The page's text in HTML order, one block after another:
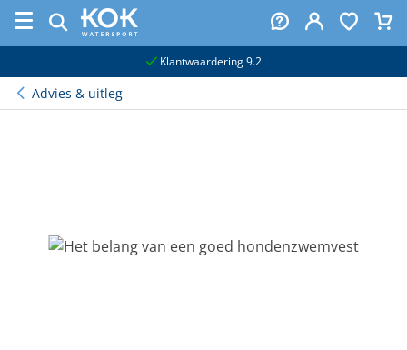
Klantwaardering 9.2
Advies & uitleg